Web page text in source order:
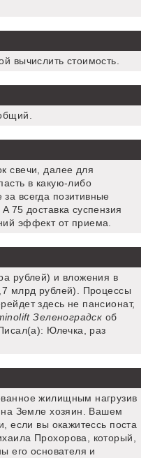
вычислить стоимость.
свечи, далее для
в какую-либо
всегда позитивные
75 доставка суспензия
эффект от приема.
рублей) и вложения в
млрд рублей). Процессы
здесь не пансионат,
Зеленоградск об
Юлечка, раз
жилищным нагрузив
на Земле хозяин. Вашем
если вы окажитессь поста
Прохорова, который,
его основателя и